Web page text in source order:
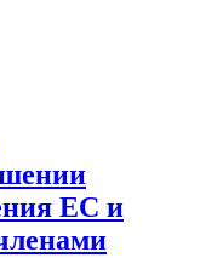
ЕС и